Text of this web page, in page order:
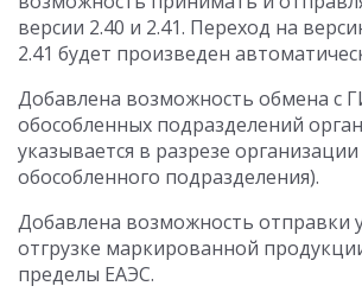
версии 2.40 и 2.41. Переход на
2.41 будет произведен
Добавлена возможность обмена с
обособленных подразделений
указывается в разрезе
обособленного подразделения).
Добавлена возможность отправки
отгрузке маркированной
пределы ЕАЭС.